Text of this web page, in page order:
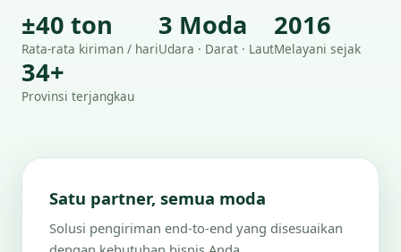
±40 ton
Rata-rata kiriman / hari
3 Moda
Udara · Darat · Laut
2016
Melayani sejak
34+
Provinsi terjangkau
Satu partner, semua moda
Solusi pengiriman end-to-end yang disesuaikan